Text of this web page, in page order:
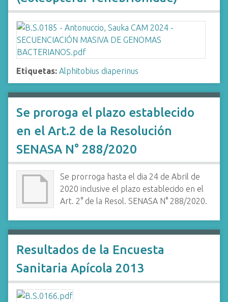
Etiquetas: Alphitobius diaperinus
Se proroga el plazo establecido
en el Art.2 de la Resolución
SENASA N° 288/2020
Se prorroga hasta el dia 24 de Abril de
2020 inclusive el plazo establecido en el
Art. 2° de la Resol. SENASA N° 288/2020.
Resultados de la Encuesta
Sanitaria Apícola 2013